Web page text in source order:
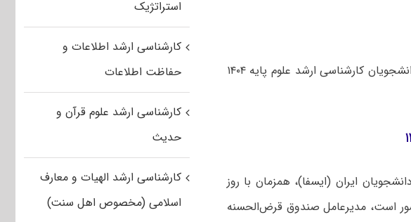
صندوق قرض‌الحسنه دانشجویان از اعطای تسهیلات ویژه به دانشجویان کارشناسی ارشد علوم پایه ۱۴۰۴
ایران (ایسفا)، همزمان با روز
است، مدیرعامل صندوق قرض‌الحسنه
استراتژیک
کارشناسی ارشد اطلاعات و
حفاظت اطلاعات
کارشناسی ارشد علوم قرآن و
حدیث
کارشناسی ارشد الهیات و معارف
اسلامی (مخصوص اهل سنت)